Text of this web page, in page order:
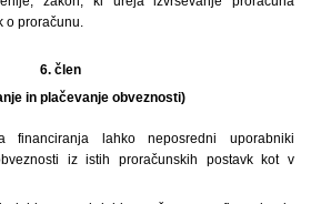
o proračunu.
6. člen
in plačevanje obveznosti)
financiranja lahko neposredni uporabniki
iz istih proračunskih postavk kot v